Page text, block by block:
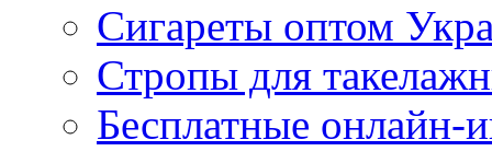
Сигареты оптом
Стропы для
Бесплатные